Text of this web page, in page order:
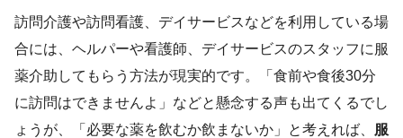
訪問介護や訪問看護、デイサービスなどを利用している場
合には、ヘルパーや看護師、デイサービスのスタッフに服
薬介助してもらう方法が現実的です。「食前や食後30分
に訪問はできませんよ」などと懸念する声も出てくるでし
ょうが、「必要な薬を飲むか飲まないか」と考えれば、 服